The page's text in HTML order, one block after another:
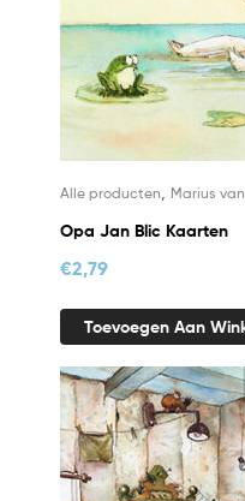
Alle producten, Marius
Opa Jan Blic Kaarten
€2,79
Toevoegen Aan